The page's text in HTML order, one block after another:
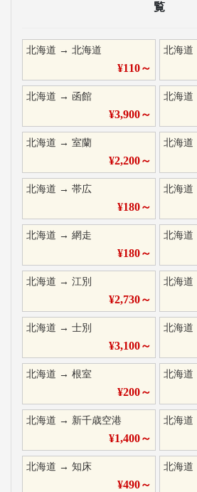
覧
北海道 → 北海道
¥110～
北海道
北海道 → 函館
¥3,900～
北海道
北海道 → 室蘭
¥2,200～
北海道
北海道 → 帯広
¥180～
北海道
北海道 → 網走
¥180～
北海道
北海道 → 江別
¥2,730～
北海道
北海道 → 士別
¥3,100～
北海道
北海道 → 根室
¥200～
北海道
北海道 → 新千歳空港
¥1,400～
北海道
北海道 → 知床
¥490～
北海道